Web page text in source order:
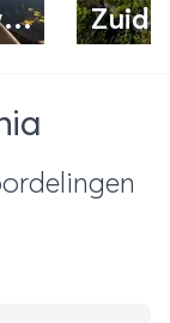
Zuid-